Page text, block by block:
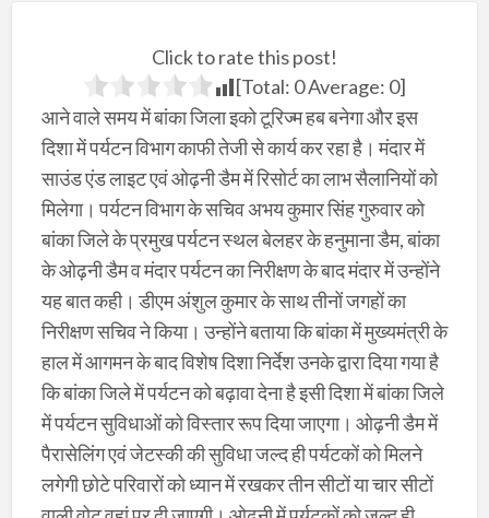
Click to rate this post!
[Total: 0Average: 0]
आने वाले समय में बांका जिला इको टूरिज्म हब बनेगा और इस
दिशा में पर्यटन विभाग काफी तेजी से कार्य कर रहा है। मंदार में
साउंड एंड लाइट एवं ओढ़नी डैम में रिसोर्ट का लाभ सैलानियों को
मिलेगा। पर्यटन विभाग के सचिव अभय कुमार सिंह गुरुवार को
बांका जिले के प्रमुख पर्यटन स्थल बेलहर के हनुमाना डैम, बांका
के ओढ़नी डैम व मंदार पर्यटन का निरीक्षण के बाद मंदार में उन्होंने
यह बात कही। डीएम अंशुल कुमार के साथ तीनों जगहों का
निरीक्षण सचिव ने किया। उन्होंने बताया कि बांका में मुख्यमंत्री के
हाल में आगमन के बाद विशेष दिशा निर्देश उनके द्वारा दिया गया है
कि बांका जिले में पर्यटन को बढ़ावा देना है इसी दिशा में बांका जिले
में पर्यटन सुविधाओं को विस्तार रूप दिया जाएगा। ओढ़नी डैम में
पैरासेलिंग एवं जेटस्की की सुविधा जल्द ही पर्यटकों को मिलने
लगेगी छोटे परिवारों को ध्यान में रखकर तीन सीटों या चार सीटों